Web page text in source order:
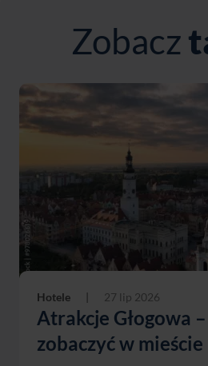
Zobacz
Hotele | 27 lip 2026
Atrakcje Głogowa
zobaczyć w